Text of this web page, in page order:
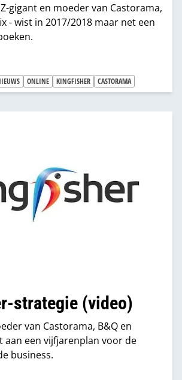
gigant en moeder van Castorama,
- wist in 2017/2018 maar net een
ONLINE KINGFISHER CASTORAMA
strategie (video)
van Castorama, B&Q en
aan een vijfjarenplan voor de
business.